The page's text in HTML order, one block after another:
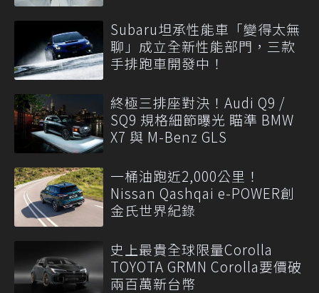
Subaru坦承性能車「變得太無
聊」成立全新性能部門，三款
手排跑車開發中！
終極三排座對決！Audi Q9 /
SQ9 規格細節曝光 瞄準 BMW
X7 與 M-Benz GLS
一桶油跑近2,000公里！
Nissan Qashqai e-POWER創
金氏世界紀錄
史上最貴全球限量Corolla
TOYOTA GRMN Corolla要價破
兩百萬新台幣